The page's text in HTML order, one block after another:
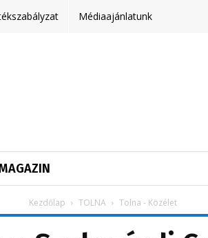
Médiaajánlatunk
Kezdőlap TOLNA Tolna - Közélet